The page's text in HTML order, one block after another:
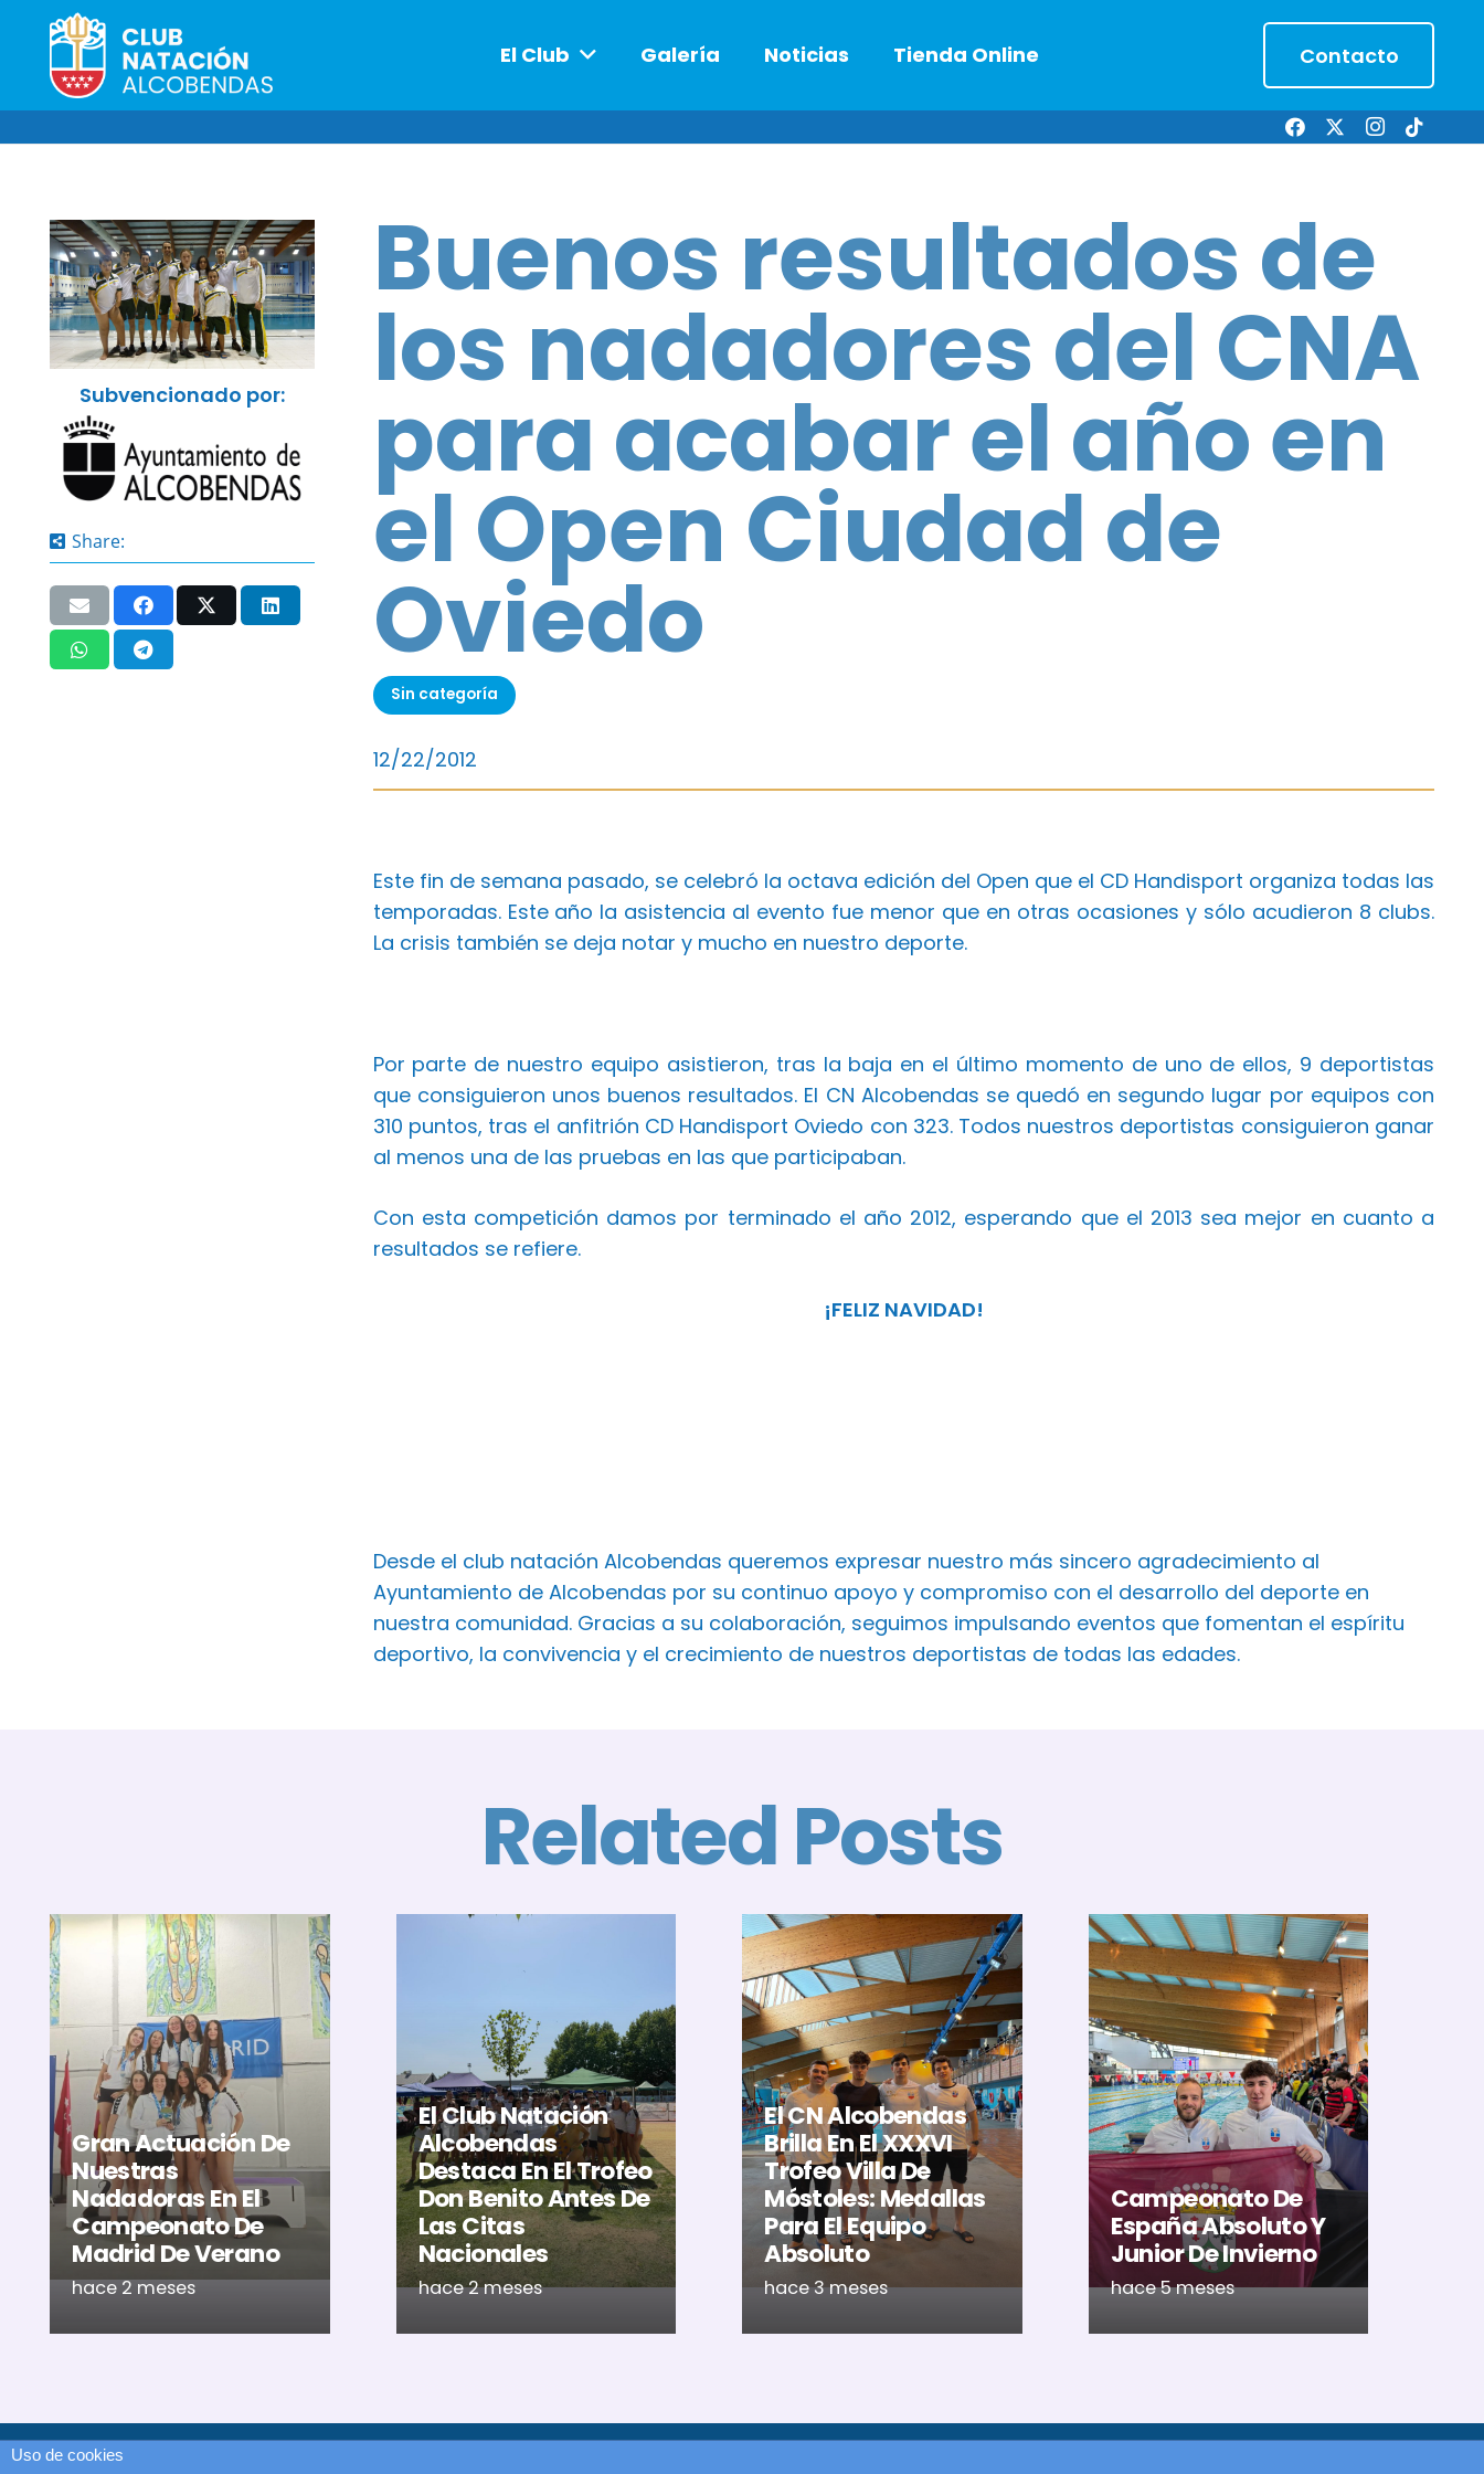
El Club Galería Noticias Tienda Online Contacto
Subvencionado por:
Share:
Buenos resultados de
los nadadores del CNA
para acabar el año en
el Open Ciudad de
Oviedo
Sin categoría
12/22/2012
Este fin de semana pasado, se celebró la octava edición del Open que el CD Handisport organiza todas las
temporadas. Este año la asistencia al evento fue menor que en otras ocasiones y sólo acudieron 8 clubs.
La crisis también se deja notar y mucho en nuestro deporte.
Por parte de nuestro equipo asistieron, tras la baja en el último momento de uno de ellos, 9 deportistas
que consiguieron unos buenos resultados. El CN Alcobendas se quedó en segundo lugar por equipos con
310 puntos, tras el anfitrión CD Handisport Oviedo con 323. Todos nuestros deportistas consiguieron ganar
al menos una de las pruebas en las que participaban.
Con esta competición damos por terminado el año 2012, esperando que el 2013 sea mejor en cuanto a
resultados se refiere.
¡FELIZ NAVIDAD!
Desde el club natación Alcobendas queremos expresar nuestro más sincero agradecimiento al
Ayuntamiento de Alcobendas por su continuo apoyo y compromiso con el desarrollo del deporte en
nuestra comunidad. Gracias a su colaboración, seguimos impulsando eventos que fomentan el espíritu
deportivo, la convivencia y el crecimiento de nuestros deportistas de todas las edades.
Related Posts
Gran Actuación De
Nuestras
Nadadoras En El
Campeonato De
Madrid De Verano
hace 2 meses
El Club Natación
Alcobendas
Destaca En El Trofeo
Don Benito Antes De
Las Citas
Nacionales
hace 2 meses
El CN Alcobendas
Brilla En El XXXVI
Trofeo Villa De
Móstoles: Medallas
Para El Equipo
Absoluto
hace 3 meses
Campeonato De
España Absoluto Y
Junior De Invierno
hace 5 meses
Uso de cookies